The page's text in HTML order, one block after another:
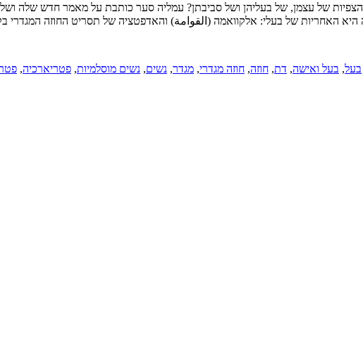
של עצמן, של בעליהן ושל סביבתן? עמליה סער כותבת על מאמר חדש שלה ושל
האחריות של בעלי: אלקוואמה (القوامة) והאדפטציה של תסריט החוזה המגדרי
בעל, בעל ואישה, דת, חוזה, חוזה מגדרי, מגדר, נשים, נשים מוסלמיות, פטריארכיה,